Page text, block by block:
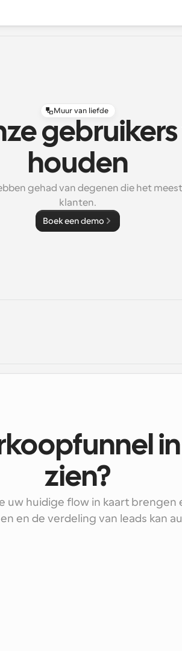
Muur van liefde
houden
gehad van degenen die het
klanten.
Boek een demo
zien?
uw huidige flow in kaart brengen
en de verdeling van leads kan